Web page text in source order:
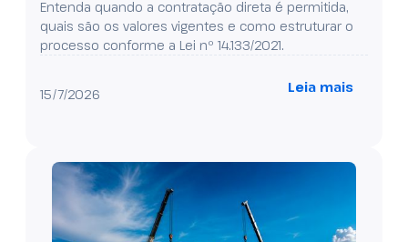
Entenda quando a contratação direta é permitida,
quais são os valores vigentes e como estruturar o
processo conforme a Lei nº 14.133/2021.
15/7/2026 Leia mais